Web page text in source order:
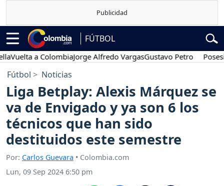
FÚTBOL
a ColombiaJorge Alfredo VargasGustavo Petro Posesión
Fútbol Noticias
Liga Betplay: Alexis Márquez se
va de Envigado y ya son 6 los
técnicos que han sido
destituidos este semestre
Por: Carlos Guevara • Colombia.com
Lun, 09 Sep 2024 6:50 pm